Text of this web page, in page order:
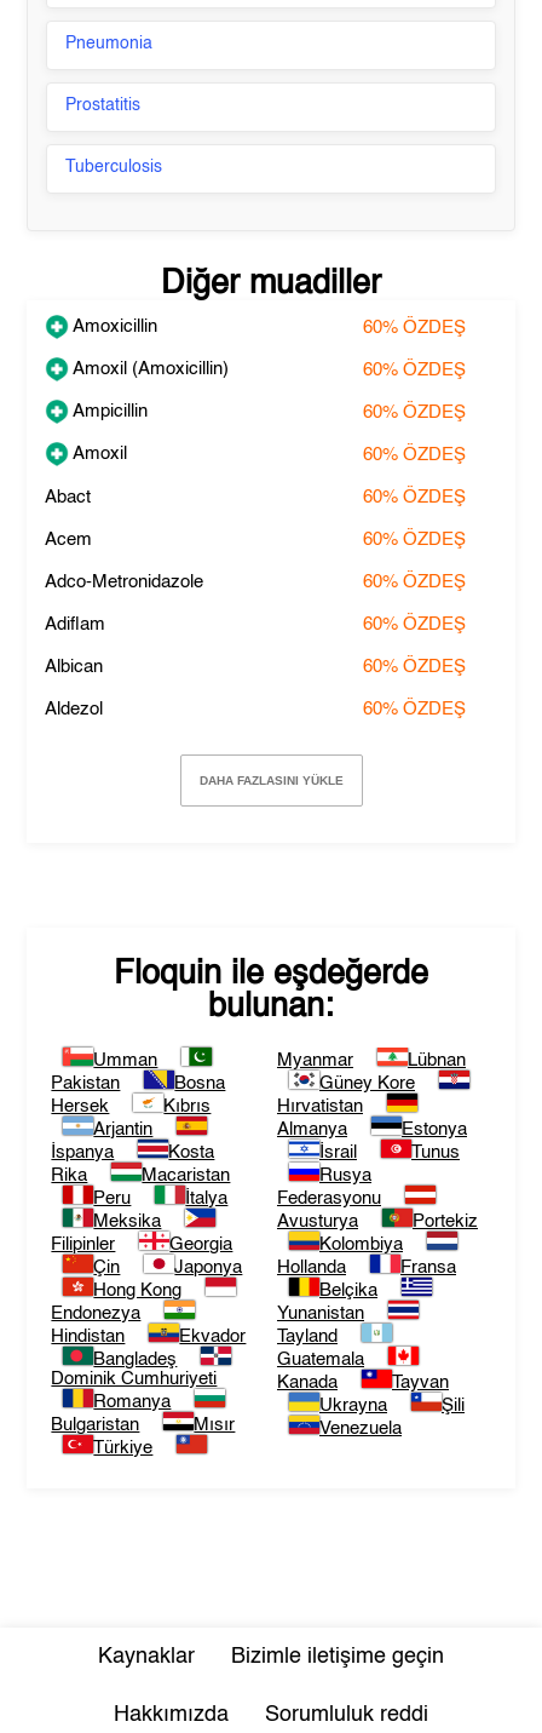
Pneumonia
Prostatitis
Tuberculosis
Diğer muadiller
Amoxicillin 60%ÖZDEŞ
Amoxil (Amoxicillin) 60%ÖZDEŞ
Ampicillin 60%ÖZDEŞ
Amoxil 60%ÖZDEŞ
Abact 60%ÖZDEŞ
Acem 60%ÖZDEŞ
Adco-Metronidazole 60%ÖZDEŞ
Adiflam 60%ÖZDEŞ
Albican 60%ÖZDEŞ
Aldezol 60%ÖZDEŞ
DAHA FAZLASINI YÜKLE
Floquin ile eşdeğerde
bulunan:
Umman
Pakistan
Bosna
Hersek
Kıbrıs
Arjantin
İspanya
Kosta
Rika
Macaristan
Peru
İtalya
Meksika
Filipinler
Georgia
Çin
Japonya
Hong Kong
Endonezya
Hindistan
Ekvador
Bangladeş
Dominik Cumhuriyeti
Romanya
Bulgaristan
Mısır
Türkiye
Myanmar
Lübnan
Güney Kore
Hırvatistan
Almanya
Estonya
İsrail
Tunus
Rusya
Federasyonu
Avusturya
Portekiz
Kolombiya
Hollanda
Fransa
Belçika
Yunanistan
Tayland
Guatemala
Kanada
Tayvan
Ukrayna
Şili
Venezuela
Kaynaklar Bizimle iletişime geçin
Hakkımızda Sorumluluk reddi